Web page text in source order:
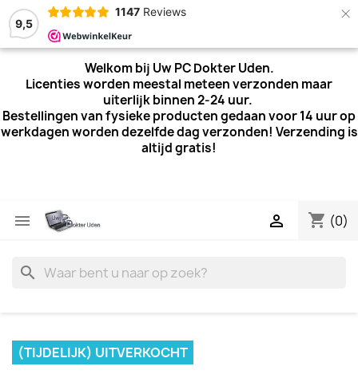
9,5
1147 Reviews ×
Welkom bij Uw PC Dokter Uden.
Licenties worden meestal meteen verzonden maar
uiterlijkbinnen 2-24 uur.
Bestellingen van fysieke producten gedaan voor 14 uur op
werkdagen worden dezelfde dag verzonden! Verzending is
altijd gratis!
 shopping_cart (0)

search
(TIJDELIJK) UITVERKOCHT